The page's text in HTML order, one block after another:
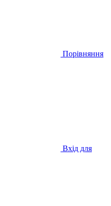
Порівняння
Вхід для